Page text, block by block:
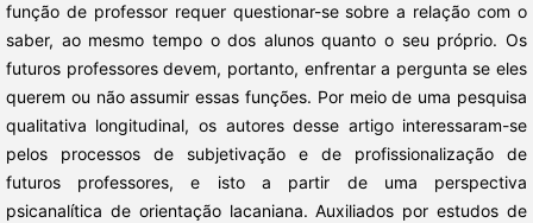
função de professor requer questionar-se sobre a relação com o
saber, ao mesmo tempo o dos alunos quanto o seu próprio. Os
futuros professores devem, portanto, enfrentar a pergunta se eles
querem ou não assumir essas funções. Por meio de uma pesquisa
qualitativa longitudinal, os autores desse artigo interessaram-se
pelos processos de subjetivação e de profissionalização de
futuros professores, e isto a partir de uma perspectiva
psicanalítica de orientação lacaniana. Auxiliados por estudos de